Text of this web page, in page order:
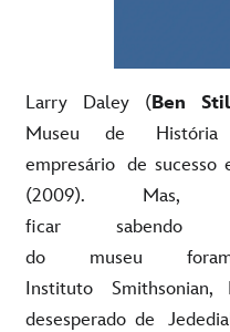
Larry Daley (Ben
Museu de
empresário de sucesso
(2009).
ficar sabendo
do museu
Instituto
desesperado de